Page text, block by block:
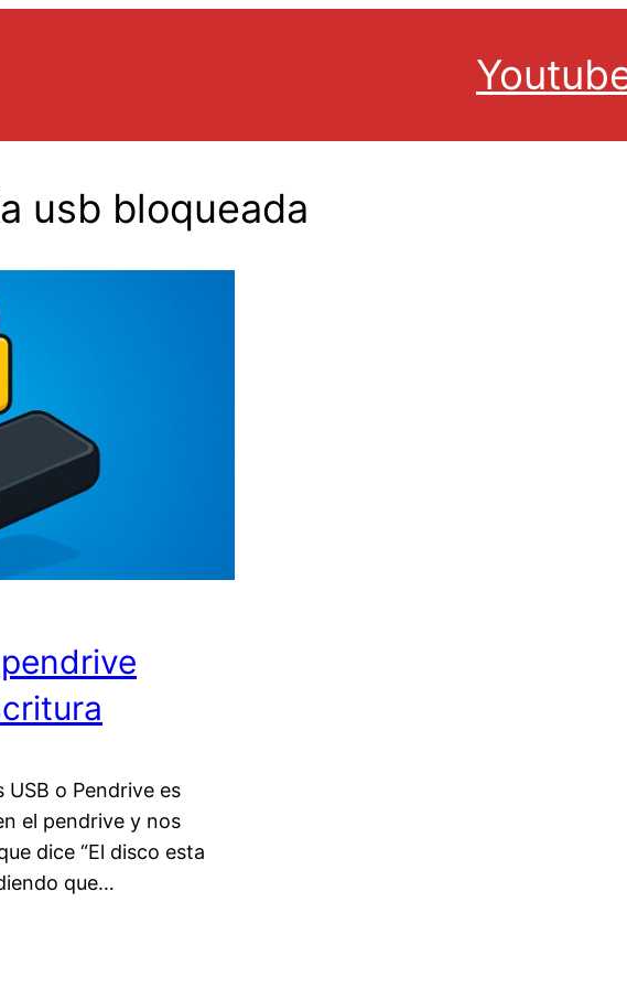
usb bloqueada
o Pendrive es
el pendrive y nos
dice “El disco esta
que…